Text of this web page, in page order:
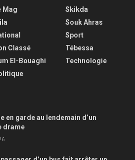
Mag
Classé
El-Bouaghi
Skikda
Souk Ahras
Sport
Tébessa
Technologie
en garde au lendemain d’un
drame